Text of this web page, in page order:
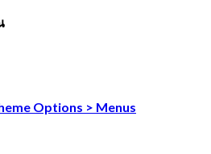
Options > Menus